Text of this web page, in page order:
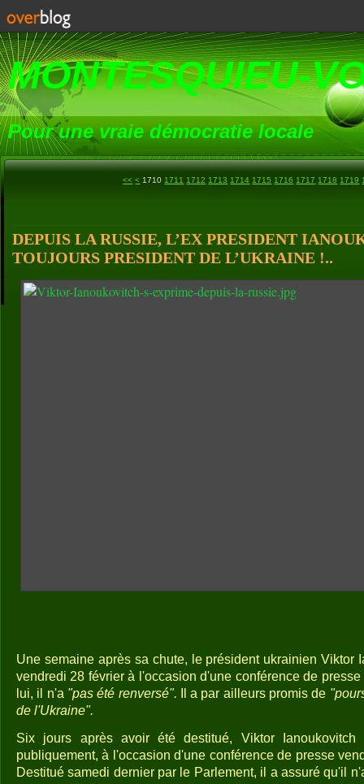
MONTESQUIEU-
Pour une vraie démocratie locale
<< < 1700
1710 1711 1712 1713 1714 1715 1716 1717 1718 1719
DEPUIS LA RUSSIE, L’EX PRESIDENT
TOUJOURS PRESIDENT DE L’UKRAINE !..
Une semaine après sa chute, le président ukrainien Viktor
vendredi 28 février à l'occasion d'une conférence de
lui, il n'a "pas été renversé". Il a par ailleurs promis de
de l'Ukraine".
Six jours après avoir été destitué, Viktor
publiquement, à l'occasion d'une conférence de presse
Destitué samedi dernier par le Parlement, il a assuré qu'il